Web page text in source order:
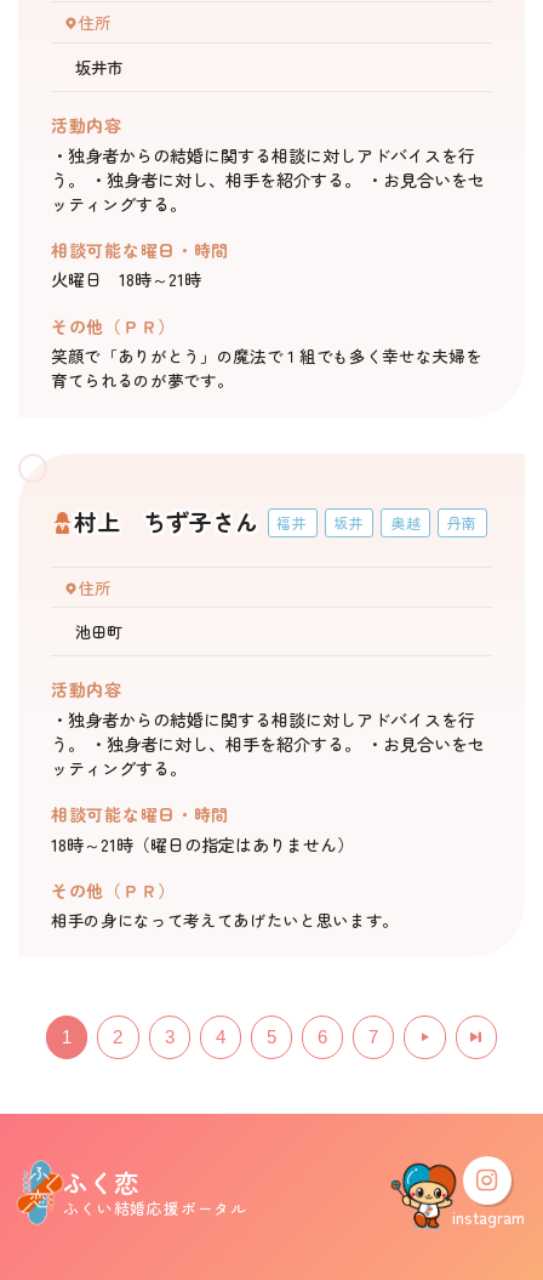
住所
坂井市
活動内容
・独身者からの結婚に関する相談に対しアドバイスを行
う。 ・独身者に対し、相手を紹介する。 ・お見合いをセ
ッティングする。
相談可能な曜日・時間
火曜日 18時～21時
その他（ＰＲ）
笑顔で「ありがとう」の魔法で１組でも多く幸せな夫婦を
育てられるのが夢です。
村上 ちず子さん 福井 坂井 奥越 丹南
住所
池田町
活動内容
・独身者からの結婚に関する相談に対しアドバイスを行
う。 ・独身者に対し、相手を紹介する。 ・お見合いをセ
ッティングする。
相談可能な曜日・時間
18時～21時（曜日の指定はありません）
その他（ＰＲ）
相手の身になって考えてあげたいと思います。
1 2 3 4 5 6 7
ふく恋
ふくい結婚応援ポータル instagram